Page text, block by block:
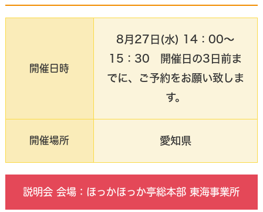
開催日時
8月27日(水) 14：00〜
15：30 開催日の3日前ま
でに、ご予約をお願い致しま
す。
開催場所 愛知県
説明会 会場：ほっかほっか亭総本部 東海事業所